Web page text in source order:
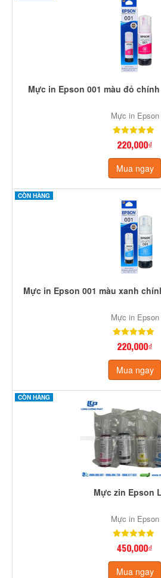
Mực in Epson 001 màu đỏ chính
Mực in Epson
220,000₫
Mua ngay
CÒN HÀNG
Mực in Epson 001 màu xanh
Mực in Epson
220,000₫
Mua ngay
CÒN HÀNG
Mực zin Epson
Mực in Epson
450,000₫
Mua ngay